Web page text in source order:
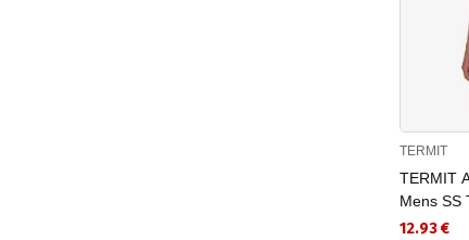
TERMIT
TERMIT
Mens SS
12.93 €